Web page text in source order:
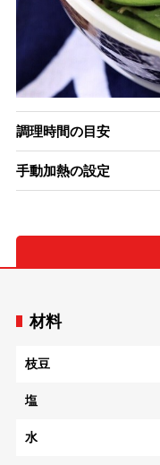
調理時間の目安
手動加熱の設定
材料
枝豆
塩
水